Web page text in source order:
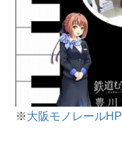
※大阪モノレールHP